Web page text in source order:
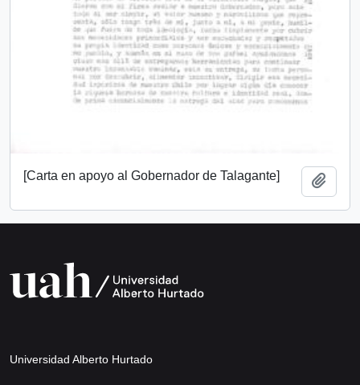
[Carta en apoyo al Gobernador de Talagante]
Universidad Alberto Hurtado